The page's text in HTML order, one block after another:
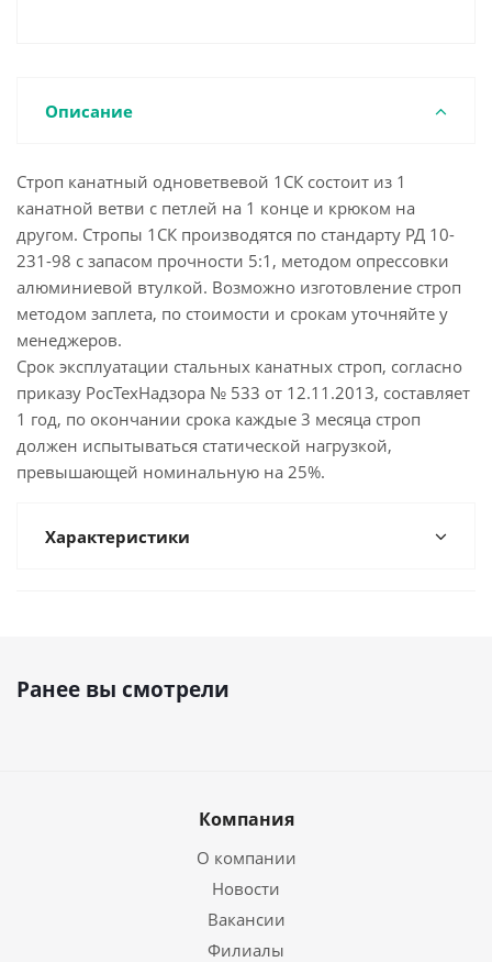
Описание
Строп канатный одноветвевой 1СК состоит из 1
канатной ветви с петлей на 1 конце и крюком на
другом. Стропы 1СК производятся по стандарту РД 10-
231-98 с запасом прочности 5:1, методом опрессовки
алюминиевой втулкой. Возможно изготовление строп
методом заплета, по стоимости и срокам уточняйте у
менеджеров.
Срок эксплуатации стальных канатных строп, согласно
приказу РосТехНадзора № 533 от 12.11.2013, составляет
1 год, по окончании срока каждые 3 месяца строп
должен испытываться статической нагрузкой,
превышающей номинальную на 25%.
Характеристики
Ранее вы смотрели
Компания
О компании
Новости
Вакансии
Филиалы